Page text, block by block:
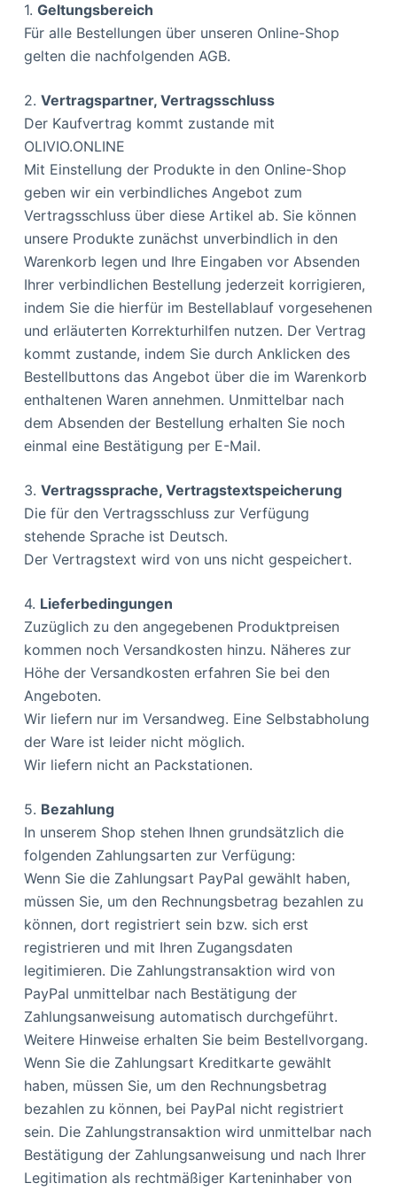
1. Geltungsbereich
Für alle Bestellungen über unseren Online-Shop
gelten die nachfolgenden AGB.
2. Vertragspartner, Vertragsschluss
Der Kaufvertrag kommt zustande mit
OLIVIO.ONLINE
Mit Einstellung der Produkte in den Online-Shop
geben wir ein verbindliches Angebot zum
Vertragsschluss über diese Artikel ab. Sie können
unsere Produkte zunächst unverbindlich in den
Warenkorb legen und Ihre Eingaben vor Absenden
Ihrer verbindlichen Bestellung jederzeit korrigieren,
indem Sie die hierfür im Bestellablauf vorgesehenen
und erläuterten Korrekturhilfen nutzen. Der Vertrag
kommt zustande, indem Sie durch Anklicken des
Bestellbuttons das Angebot über die im Warenkorb
enthaltenen Waren annehmen. Unmittelbar nach
dem Absenden der Bestellung erhalten Sie noch
einmal eine Bestätigung per E-Mail.
3. Vertragssprache, Vertragstextspeicherung
Die für den Vertragsschluss zur Verfügung
stehende Sprache ist Deutsch.
Der Vertragstext wird von uns nicht gespeichert.
4. Lieferbedingungen
Zuzüglich zu den angegebenen Produktpreisen
kommen noch Versandkosten hinzu. Näheres zur
Höhe der Versandkosten erfahren Sie bei den
Angeboten.
Wir liefern nur im Versandweg. Eine Selbstabholung
der Ware ist leider nicht möglich.
Wir liefern nicht an Packstationen.
5. Bezahlung
In unserem Shop stehen Ihnen grundsätzlich die
folgenden Zahlungsarten zur Verfügung:
Wenn Sie die Zahlungsart PayPal gewählt haben,
müssen Sie, um den Rechnungsbetrag bezahlen zu
können, dort registriert sein bzw. sich erst
registrieren und mit Ihren Zugangsdaten
legitimieren. Die Zahlungstransaktion wird von
PayPal unmittelbar nach Bestätigung der
Zahlungsanweisung automatisch durchgeführt.
Weitere Hinweise erhalten Sie beim Bestellvorgang.
Wenn Sie die Zahlungsart Kreditkarte gewählt
haben, müssen Sie, um den Rechnungsbetrag
bezahlen zu können, bei PayPal nicht registriert
sein. Die Zahlungstransaktion wird unmittelbar nach
Bestätigung der Zahlungsanweisung und nach Ihrer
Legitimation als rechtmäßiger Karteninhaber von